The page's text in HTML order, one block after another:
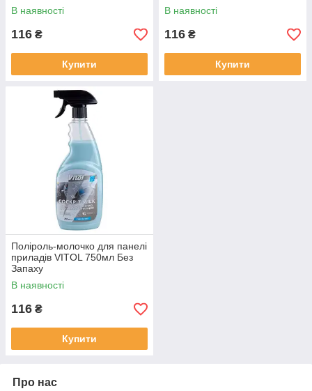
В наявності
116 ₴
Купити
В наявності
116 ₴
Купити
Поліроль-молочко для панелі
приладів VITOL 750мл Без
Запаху
В наявності
116 ₴
Купити
Про нас